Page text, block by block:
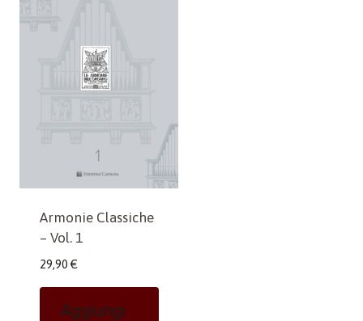
Armonie Classiche
– Vol. 1
29,90 €
Aggiungi